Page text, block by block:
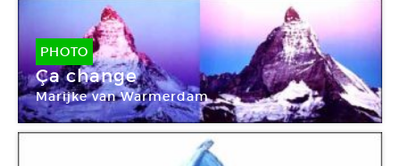
PHOTO
Ça change
Marijke van Warmerdam